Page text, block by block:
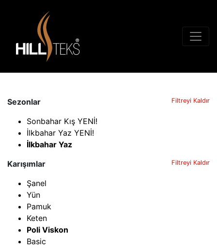
Sezonlar Filtreyi Kaldır
Sonbahar Kış YENİ!
İlkbahar Yaz YENİ!
İlkbahar Yaz
Karışımlar
Filtreyi Kaldır
Şanel
Yün
Pamuk
Keten
Poli Viskon
Basic